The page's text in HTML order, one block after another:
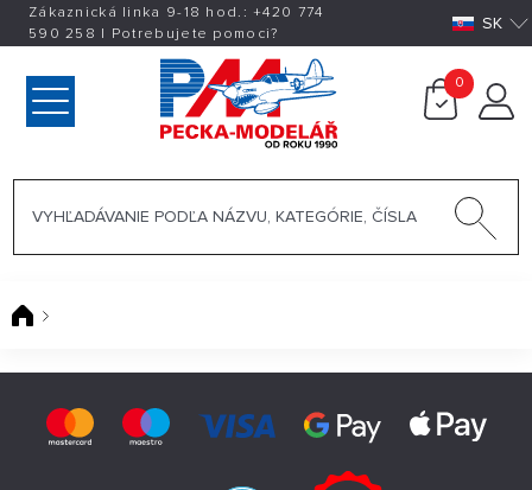
Zákaznická linka 9-18 hod.:+420 774
590 258 | Potrebujete pomoci? SK
0